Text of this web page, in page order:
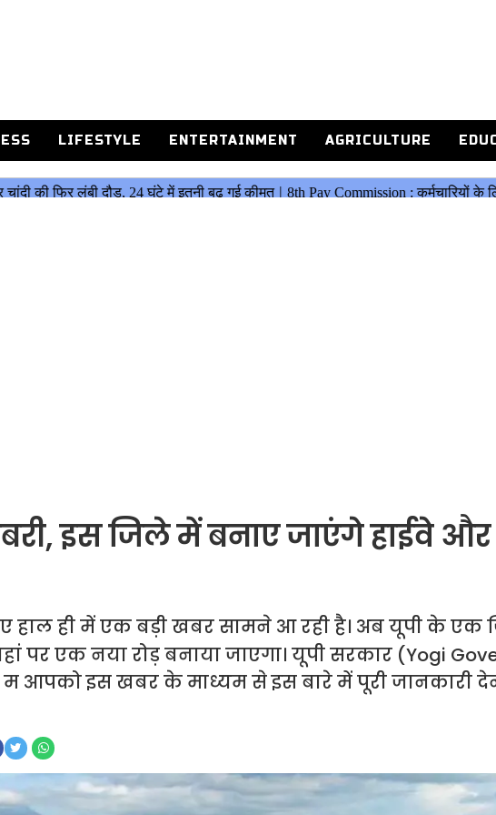
LIFESTYLE ENTERTAINMENT AGRICULTURE
इस जिले में बनाए जाएंगे हाईवे
हाल ही में एक बड़ी खबर सामने आ रही है। अब यूपी के एक
पर एक नया रोड़ बनाया जाएगा। यूपी सरकार (Yogi
म आपको इस खबर के माध्यम से इस बारे में पूरी जानकारी